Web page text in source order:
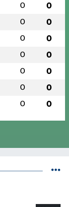
0 0
0 0
0 0
0 0
0 0
0 0
0 0